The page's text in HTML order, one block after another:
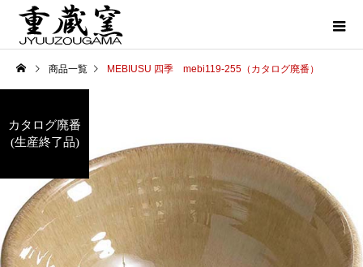
商品一覧 MEBIUSU 四季 mebi119-255（カタログ廃番）
カタログ廃番
(生産終了品)